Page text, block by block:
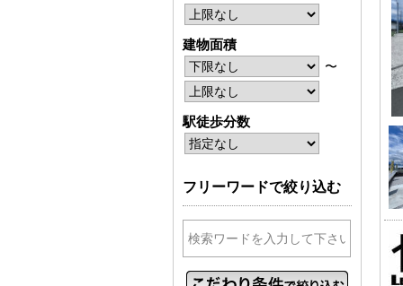
建物面積
〜
駅徒歩分数
フリーワードで絞り込む